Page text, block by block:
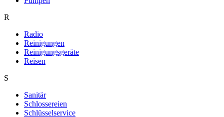
R
Radio
Reinigungen
Reinigungsgeräte
Reisen
S
Sanitär
Schlossereien
Schlüsselservice